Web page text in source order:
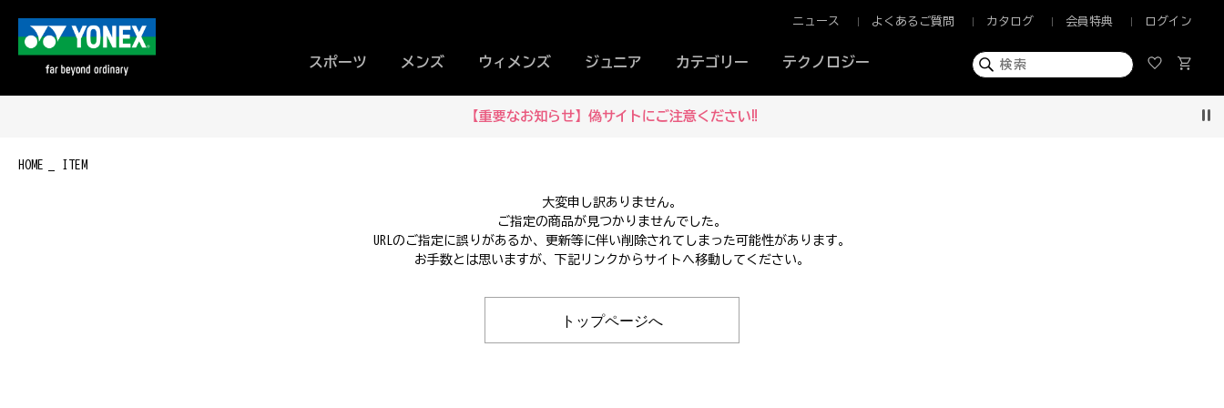
スポーツ メンズ ウィメンズ ジュニア カテゴリー テクノロジー
ニュース よくあるご質問 カタログ 会員特典 ログイン
【重要なお知らせ】偽サイトにご注意ください‼
HOME ITEM
大変申し訳ありません。
ご指定の商品が見つかりませんでした。
URLのご指定に誤りがあるか、更新等に伴い削除されてしまった可能性があります。
お手数とは思いますが、下記リンクからサイトへ移動してください。
トップページへ